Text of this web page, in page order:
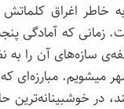
به خاطر اغراق
زمانی که آمادگی
سازه‌های آن را به
میشویم. مبارزه‌ای
در خوشبینانه‌ترین